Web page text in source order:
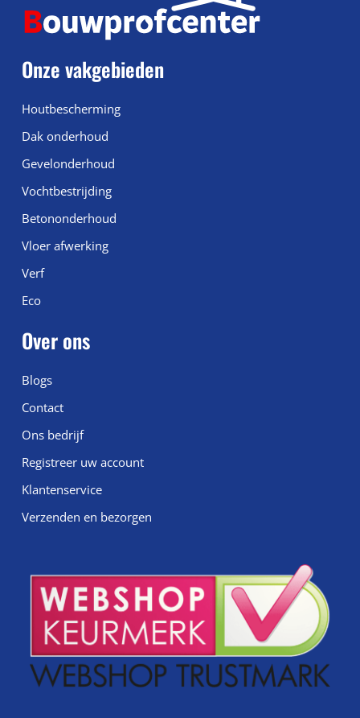
Onze vakgebieden
Houtbescherming
Dak onderhoud
Gevelonderhoud
Vochtbestrijding
Betononderhoud
Vloer afwerking
Verf
Eco
Over ons
Blogs
Contact
Ons bedrijf
Registreer uw account
Klantenservice
Verzenden en bezorgen